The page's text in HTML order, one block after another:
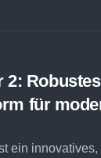
2:
für
ein innovatives,